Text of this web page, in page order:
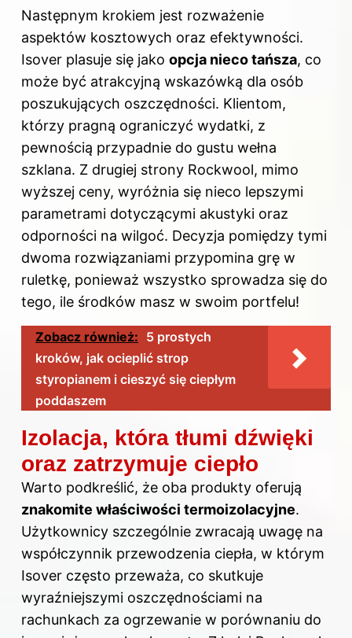
Następnym krokiem jest rozważenie
aspektów kosztowych oraz efektywności.
Isover plasuje się jako opcja nieco tańsza, co
może być atrakcyjną wskazówką dla osób
poszukujących oszczędności. Klientom,
którzy pragną ograniczyć wydatki, z
pewnością przypadnie do gustu wełna
szklana. Z drugiej strony Rockwool, mimo
wyższej ceny, wyróżnia się nieco lepszymi
parametrami dotyczącymi akustyki oraz
odporności na wilgoć. Decyzja pomiędzy tymi
dwoma rozwiązaniami przypomina grę w
ruletkę, ponieważ wszystko sprowadza się do
tego, ile środków masz w swoim portfelu!
Zobacz również: 5 prostych
kroków, jak ocieplić strop
styropianem i cieszyć się ciepłym
poddaszem
Izolacja, która tłumi dźwięki
oraz zatrzymuje ciepło
Warto podkreślić, że oba produkty oferują
znakomite właściwości termoizolacyjne.
Użytkownicy szczególnie zwracają uwagę na
współczynnik przewodzenia ciepła, w którym
Isover często przeważa, co skutkuje
wyraźniejszymi oszczędnościami na
rachunkach za ogrzewanie w porównaniu do